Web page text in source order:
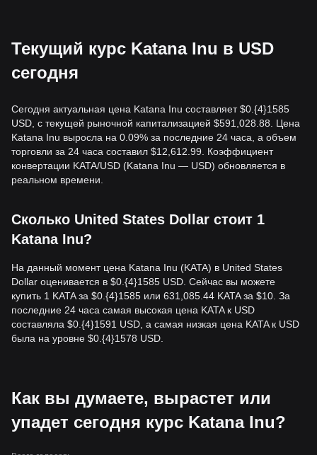
Текущий курс Katana Inu в USD
сегодня
Сегодня актуальная цена Katana Inu составляет $0.{​4}1585
USD, с текущей рыночной капитализацией $591,028.88. Цена
Katana Inu выросла на 0.09% за последние 24 часа, а объем
торговли за 24 часа составил $12,612.99. Коэффициент
конвертации KATA/USD (Katana Inu — USD) обновляется в
реальном времени.
Сколько United States Dollar стоит 1
Katana Inu?
На данный момент цена Katana Inu (KATA) в United States
Dollar оценивается в $0.{​4}1585 USD. Сейчас вы можете
купить 1 KATA за $0.{​4}1585 или 631,085.44 KATA за $10. За
последние 24 часа самая высокая цена KATA к USD
составляла $0.{​4}1591 USD, а самая низкая цена KATA к USD
была на уровне $0.{​4}1578 USD.
Как вы думаете, вырастет или
упадет сегодня курс Katana Inu?